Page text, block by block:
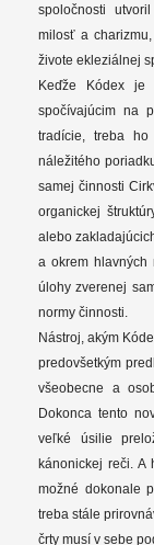
spoločnosti
milosť a
živote ekleziálnej
Keďže Kódex je
spočívajúcim na
tradície, treba ho
náležitého
samej činnosti
organickej
alebo
a okrem hlavných
úlohy zverenej
normy činnosti.
Nástroj, akým
predovšetkým
všeobecne a
Dokonca tento
veľké úsilie
kánonickej reči. A
možné dokonale
treba stále
črty musí v sebe